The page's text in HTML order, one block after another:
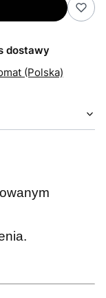
dostawy
(Polska)